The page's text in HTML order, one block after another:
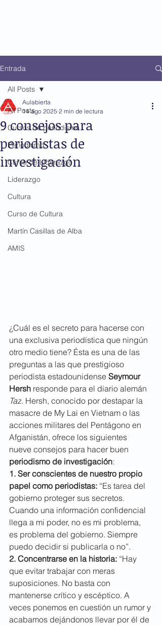
Entrada
All Posts
Cursos de periodismo
Periodismo
Curso de Liderazgo
Liderazgo
Cultura
Curso de Cultura
Martín Casillas de Alba
AMIS
All Posts
9 consejos para
periodistas de
investigación
Aulabierta
14 ago 2025 2 min de lectura
¿Cuál es el secreto para hacerse con
una exclusiva periodística que ningún
otro medio tiene? Ésta es una de las
preguntas a las que prestigioso
periodista estadounidense Seymour
Hersh responde para el diario alemán
Taz. Hersh, conocido por destapar la
masacre de My Lai en Vietnam o las
acciones militares del Pentágono en
Afganistán, ofrece los siguientes
nueve consejos para hacer buen
periodismo de investigación:
1. Ser conscientes de nuestro propio
papel como periodistas: “Es tarea del
gobierno proteger sus secretos.
Cuando una información confidencial
llega a mi poder, no es mi problema,
es problema del gobierno. Siempre
puedo decidir si publicarla o no”.
2. Concentrarse en la historia: “Hay
que evitar trabajar con meras
suposiciones. No basta con
mantenerse crítico y escéptico. A
veces ponemos en cuestión un rumor y
acabamos dejándonos llevar por él de